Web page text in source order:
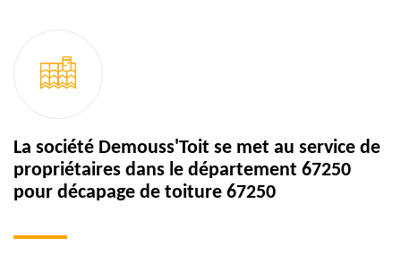
La société Demouss'Toit se met au service de
propriétaires dans le département 67250
pour décapage de toiture 67250